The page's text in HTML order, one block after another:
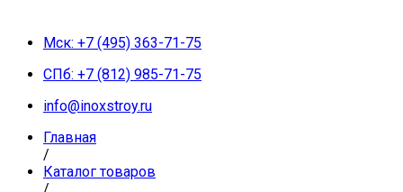
Мск: +7 (495) 363-71-75
СПб: +7 (812) 985-71-75
info@inoxstroy.ru
Главная
/
Каталог товаров